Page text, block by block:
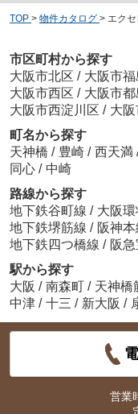
TOP > 物件カタログ > エク
市区町村から探す
大阪市北区 / 大阪市福
大阪市西区 / 大阪市都
大阪市西淀川区 / 大
町名から探す
天神橋 / 豊崎 / 西天満
同心 / 中崎
路線から探す
地下鉄谷町線 / 大阪環
地下鉄堺筋線 / 阪神本
地下鉄四つ橋線 / 阪
駅から探す
大阪 / 南森町 / 天神橋
中津 / 十三 / 新大阪 /
営業